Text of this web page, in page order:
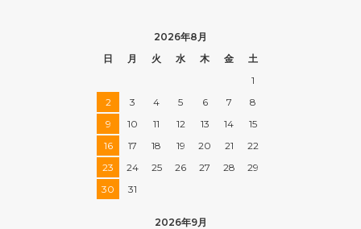
2026年8月
日
月 火 水 木 金
土
1
2
3 4 5 6 7
8
9
10 11 12 13 14
15
16
17 18 19 20 21
22
23
24 25 26 27 28
29
30
31
2026年9月